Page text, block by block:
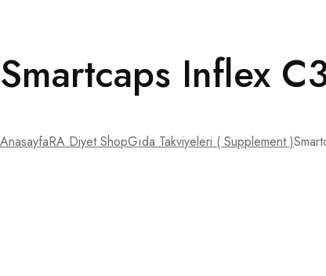
Smartcaps Inflex
AnasayfaRA Diyet ShopGıda Takviyeleri ( Supplement )